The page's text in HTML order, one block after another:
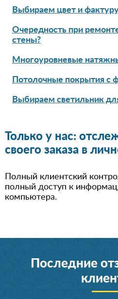
Выбираем цвет и
Очередность при
стены?
Многоуровневые
Потолочные покрытия с
Выбираем светильник
Только у нас:
своего заказа в
Полный клиентский
полный доступ к
компьютера.
Последние